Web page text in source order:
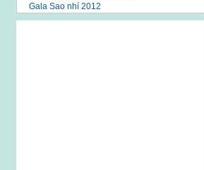
Gala Sao nhí 2012